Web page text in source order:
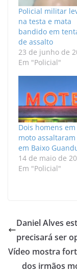
Policial militar
na testa e mata
bandido em
de assalto
23 de junho de
Em "Policial"
Dois homens
moto
em Baixo
14 de maio de
Em "Policial"
Daniel Alves
precisará ser
Vídeo mostra
dos irmãos